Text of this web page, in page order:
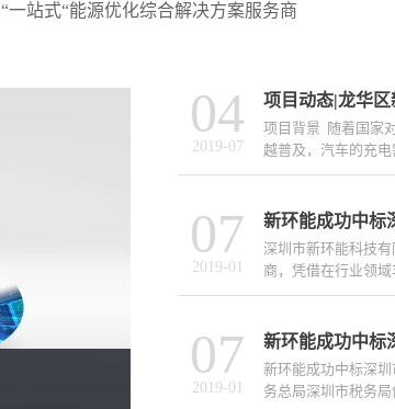
“一站式“能源优化综合解决方案服务商
2019-07
04
项目背景 随着国家
越普及，汽车的充
纷建立起自己的充
中标深圳巴士集团
额（1.379亿）。承
设备采购及安装、
新环能成功中标
2019-01
07
深圳市新环能科技
商，凭借在行业领
厚的技术力量，优
（即牵头人）成功
（EPC）工程总承
区等充电桩建设，
新环能成功中标
2019-01
07
新环能成功中标深
务总局深圳市税务